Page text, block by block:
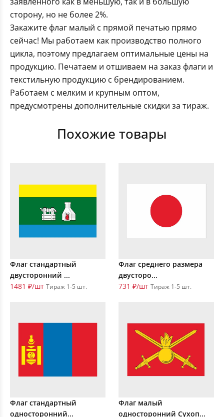
сторону, но не более 2%.
Закажите флаг малый с прямой печатью прямо
сейчас! Мы работаем как производство полного
цикла, поэтому предлагаем оптимальные цены на
продукцию. Печатаем и отшиваем на заказ флаги и
текстильную продукцию с брендированием.
Работаем с мелким и крупным оптом,
предусмотрены дополнительные скидки за тираж.
Похожие товары
Флаг стандартный
двусторонний ...
1481 ₽/шт Тираж 1-5 шт.
Флаг среднего размера
двусторо...
731 ₽/шт Тираж 1-5 шт.
Флаг стандартный
односторонний...
Флаг малый
односторонний Сухоп...